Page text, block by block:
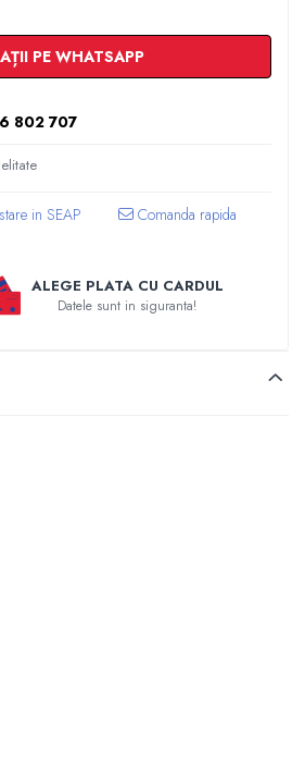
PE WHATSAPP
802 707
Comanda rapida
ALEGE PLATA CU CARDUL
Datele sunt in siguranta!